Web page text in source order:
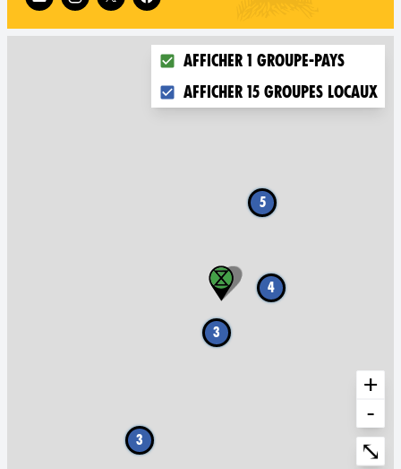
3
3
4
5
Choose what you want to display
Afficher 1 groupe-pays
Afficher 15 groupes locaux
+
-
⤡